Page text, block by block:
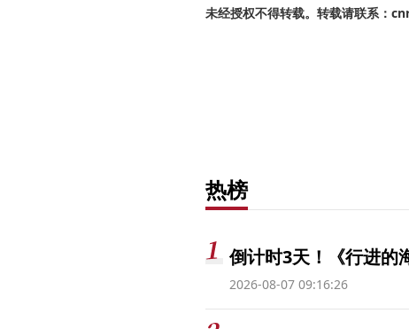
未经授权不得转载。转载请联系：
热榜
倒计时3天！《行进的
2026-08-07 09:16:26